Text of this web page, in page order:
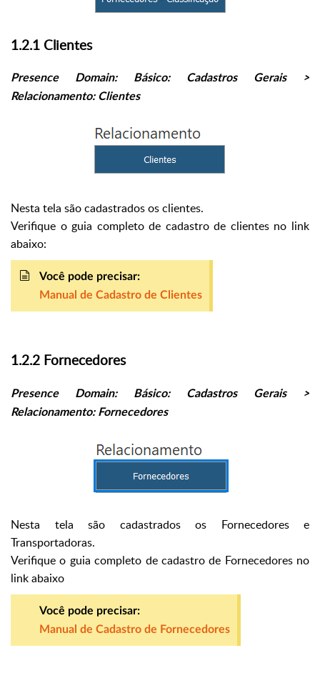
1.2.1 Clientes
Presence Domain: Básico: Cadastros Gerais >
Relacionamento: Clientes
Nesta tela são cadastrados os clientes.
Verifique o guia completo de cadastro de clientes no link
abaixo:
Você pode precisar:
Manual de Cadastro de Clientes
1.2.2 Fornecedores
Presence Domain: Básico: Cadastros Gerais >
Relacionamento: Fornecedores
Nesta tela são cadastrados os Fornecedores e
Transportadoras.
Verifique o guia completo de cadastro de Fornecedores no
link abaixo
Você pode precisar:
Manual de Cadastro de Fornecedores